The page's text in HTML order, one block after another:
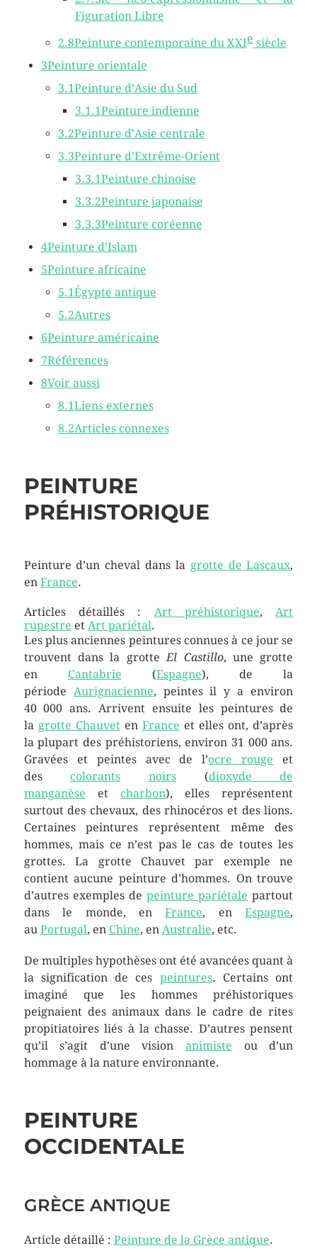
Figuration Libre
2.8Peinture contemporaine du XXIesiècle
3Peinture orientale
3.1Peinture d’Asie du Sud
3.1.1Peinture indienne
3.2Peinture d’Asie centrale
3.3Peinture d’Extrême-Orient
3.3.1Peinture chinoise
3.3.2Peinture japonaise
3.3.3Peinture coréenne
4Peinture d’Islam
5Peinture africaine
5.1Égypte antique
5.2Autres
6Peinture américaine
7Références
8Voir aussi
8.1Liens externes
8.2Articles connexes
PEINTURE
PRÉHISTORIQUE
Peinture d’un cheval dans la grotte de Lascaux,
en France.
Articles détaillés : Art préhistorique,Art
rupestre et Art pariétal.
Les plus anciennes peintures connues à ce jour se
trouvent dans la grotteEl Castillo, une grotte
en Cantabrie (Espagne), de la
période Aurignacienne, peintes il y a environ
40 000 ans. Arrivent ensuite les peintures de
la grotte ChauvetenFrance et elles ont, d’après
la plupart des préhistoriens, environ 31 000 ans.
Gravées et peintes avec de l’ocre rouge et
des colorants noirs (dioxyde de
manganèse et charbon), elles représentent
surtout des chevaux, des rhinocéros et des lions.
Certaines peintures représentent même des
hommes, mais ce n’est pas le cas de toutes les
grottes. La grotte Chauvet par exemple ne
contient aucune peinture d’hommes. On trouve
d’autres exemples depeinture pariétale partout
dans le monde, enFrance, enEspagne,
au Portugal, en Chine, en Australie, etc.
De multiples hypothèses ont été avancées quant à
la signification de ces peintures. Certains ont
imaginé que les hommes préhistoriques
peignaient des animaux dans le cadre de rites
propitiatoires liés à la chasse. D’autres pensent
qu’il s’agit d’une visionanimiste ou d’un
hommage à la nature environnante.
PEINTURE
OCCIDENTALE
GRÈCE ANTIQUE
Article détaillé : Peinture de la Grèce antique.